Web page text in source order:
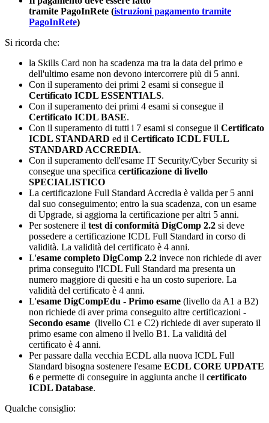
tramite PagoInRete (istruzioni pagamento tramite
PagoInRete)
Si ricorda che:
la Skills Card non ha scadenza ma tra la data del primo e
dell'ultimo esame non devono intercorrere più di 5 anni.
Con il superamento dei primi 2 esami si consegue il
Certificato ICDL ESSENTIALS.
Con il superamento dei primi 4 esami si consegue il
Certificato ICDL BASE.
Con il superamento di tutti i 7 esami si consegue il Certificato
ICDL STANDARD ed il Certificato ICDL FULL
STANDARD ACCREDIA.
Con il superamento dell'esame IT Security/Cyber Security si
consegue una specifica certificazione di livello
SPECIALISTICO
La certificazione Full Standard Accredia è valida per 5 anni
dal suo conseguimento; entro la sua scadenza, con un esame
di Upgrade, si aggiorna la certificazione per altri 5 anni.
Per sostenere il test di conformità DigComp 2.2 si deve
possedere a certificazione ICDL Full Standard in corso di
validità. La validità del certificato è 4 anni.
L'esame completo DigComp 2.2 invece non richiede di aver
prima conseguito l'ICDL Full Standard ma presenta un
numero maggiore di quesiti e ha un costo superiore. La
validità del certificato è 4 anni.
L'esame DigCompEdu - Primo esame (livello da A1 a B2)
non richiede di aver prima conseguito altre certificazioni -
Secondo esame (livello C1 e C2) richiede di aver superato il
primo esame con almeno il lvello B1 . La validità del
certificato è 4 anni.
Per passare dalla vecchia ECDL alla nuova ICDL Full
Standard bisogna sostenere l'esame ECDL CORE UPDATE
6 e permette di conseguire in aggiunta anche il certificato
ICDL Database.
Qualche consiglio: